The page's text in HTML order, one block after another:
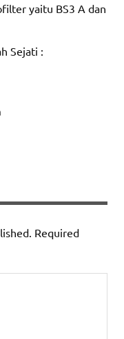
yaitu BS3 A dan
Sejati :
Required